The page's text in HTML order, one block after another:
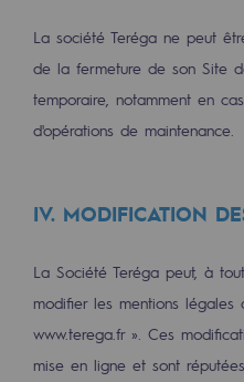
Projet HySoW
Projet H2med
Appel à
Stratégie &
Notre stratégie
Notre
La société Teréga ne peut
de la fermeture de son Site
temporaire, notamment en
d'opérations de maintenance.
IV. MODIFICATION
La Société Teréga peut, à
modifier les mentions légales
www.terega.fr ». Ces
mise en ligne et sont